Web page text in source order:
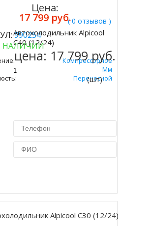
( 0 отзывов )
990254
НАЛИЧИИ
Компрессорное
427х650х375 Мм
Переносной
Цена:
17 799 руб.
Автохолодильник Alpicool
C40 (12/24)
цена: 17 799 руб.
(шт)